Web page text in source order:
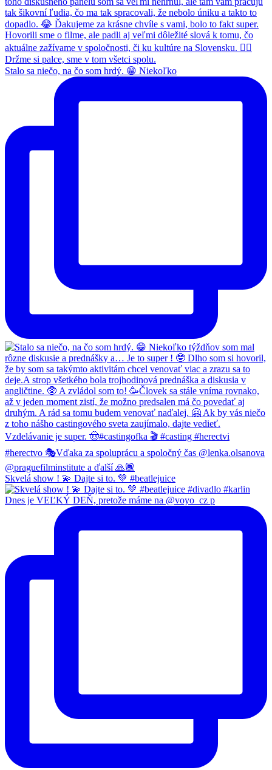
Stalo sa niečo, na čo som hrdý. 😁 Niekoľko
Skvelá show ! 💫 Dajte si to. 💚 #beatlejuice
Dnes je VEĽKÝ DEŇ, pretože máme na @voyo_cz p